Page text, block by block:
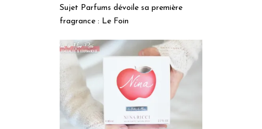
Sujet Parfums dévoile sa première
fragrance : Le Foin